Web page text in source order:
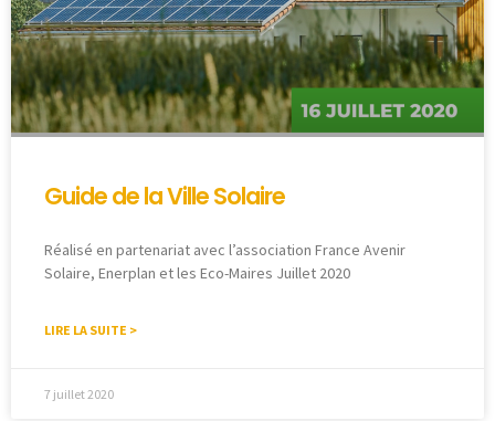
Guide de la Ville Solaire
Réalisé en partenariat avec l’association France Avenir
Solaire, Enerplan et les Eco-Maires Juillet 2020
LIRE LA SUITE >
7 juillet 2020